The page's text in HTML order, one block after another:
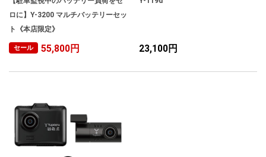
ロに】Y-3200 マルチバッテリーセッ
ト《本店限定》
セール 55,800円 23,100円